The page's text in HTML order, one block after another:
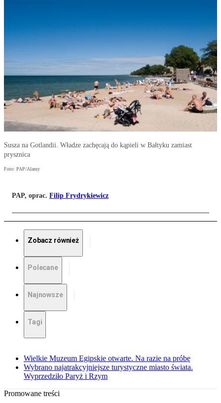
Susza na Gotlandii. Władze zachęcają do kąpieli w Bałtyku zamiast
prysznica
Foto: PAP/Alamy
PAP, oprac. Filip Frydrykiewicz
Zobacz również
Polecane
Najnowsze
Tagi
Wielkie Muzeum Egipskie otwarte. Na razie na próbę
Wybrano najatrakcyjniejsze turystyczne miasto świata.
Wyprzedziło Paryż i Rzym
Promowane treści